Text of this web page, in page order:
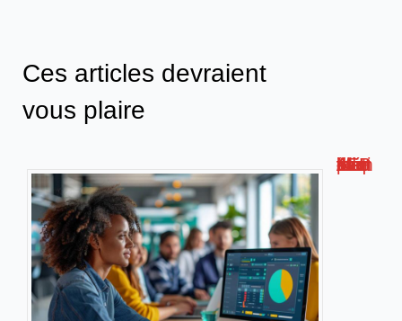
Ces articles devraient
vous plaire
Métis AFPA : la plateforme de formation numérique innovante !